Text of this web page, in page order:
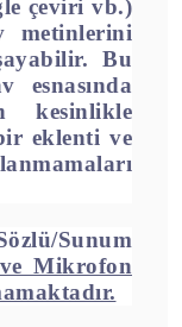
çeviri vb.)
metinlerini
Bu
esnasında
kesinlikle
eklenti ve
Sunum
Mikrofon